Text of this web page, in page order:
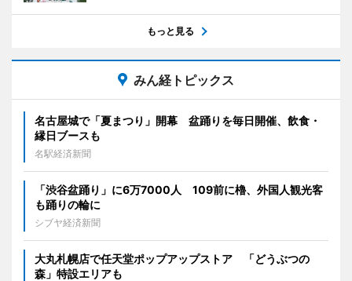
もっと見る
みん経トピックス
名古屋城で「夏まつり」開幕 盆踊りを毎日開催、飲食・
縁日ブースも
名駅経済新聞
「渋谷盆踊り」に6万7000人 109前に櫓、外国人観光客
も踊りの輪に
シブヤ経済新聞
大丸札幌店で任天堂ポップアップストア 「どうぶつの
森」特設エリアも